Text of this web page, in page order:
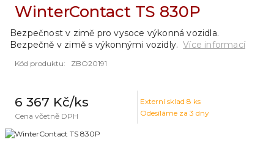
WinterContact TS 830P
Kód produktu: ZBO20191
6 367 Kč/ks
Cena včetně DPH
Externí sklad 8 ks
Odesíláme za 3 dny
Bezpečnost v zimě pro vysoce výkonná vozidla.
Bezpečně v zimě s výkonnými vozidly. Více informací